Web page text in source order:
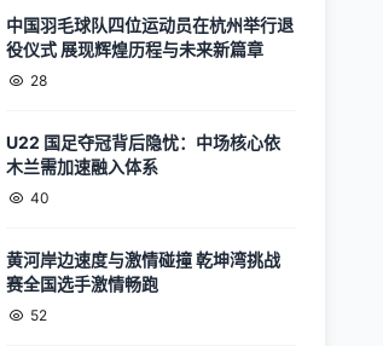
中国羽毛球队四位运动员在杭州举行退
役仪式 展现辉煌历程与未来新篇章
28
U22 国足夺冠背后隐忧：中场核心依
木兰需加速融入体系
40
黄河岸边速度与激情碰撞 乾坤湾挑战
赛全国选手激情畅跑
52